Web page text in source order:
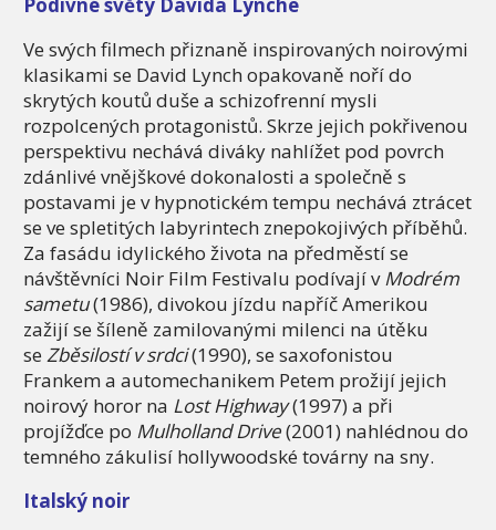
Ve svých filmech přiznaně inspirovaných noirovými
klasikami se David Lynch opakovaně noří do
skrytých koutů duše a schizofrenní mysli
rozpolcených protagonistů. Skrze jejich pokřivenou
perspektivu nechává diváky nahlížet pod povrch
zdánlivé vnějškové dokonalosti a společně s
postavami je v hypnotickém tempu nechává ztrácet
se ve spletitých labyrintech znepokojivých příběhů.
Za fasádu idylického života na předměstí se
návštěvníci Noir Film Festivalu podívají vModrém
sametu(1986), divokou jízdu napříč Amerikou
zažijí se šíleně zamilovanými milenci na útěku
se Zběsilostí v srdci(1990), se saxofonistou
Frankem a automechanikem Petem prožijí jejich
noirový horor na Lost Highway(1997) a při
projížďce po Mulholland Drive(2001) nahlédnou do
temného zákulisí hollywoodské továrny na sny.
Italský noir